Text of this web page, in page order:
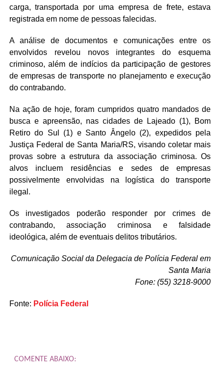
carga, transportada por uma empresa de frete, estava
registrada em nome de pessoas falecidas.
A análise de documentos e comunicações entre os
envolvidos revelou novos integrantes do esquema
criminoso, além de indícios da participação de gestores
de empresas de transporte no planejamento e execução
do contrabando.
Na ação de hoje, foram cumpridos quatro mandados de
busca e apreensão, nas cidades de Lajeado (1), Bom
Retiro do Sul (1) e Santo Ângelo (2), expedidos pela
Justiça Federal de Santa Maria/RS, visando coletar mais
provas sobre a estrutura da associação criminosa. Os
alvos incluem residências e sedes de empresas
possivelmente envolvidas na logística do transporte
ilegal.
Os investigados poderão responder por crimes de
contrabando, associação criminosa e falsidade
ideológica, além de eventuais delitos tributários.
Comunicação Social da Delegacia de Polícia Federal em
Santa Maria
Fone: (55) 3218-9000
Fonte: Polícia Federal
COMENTE ABAIXO: